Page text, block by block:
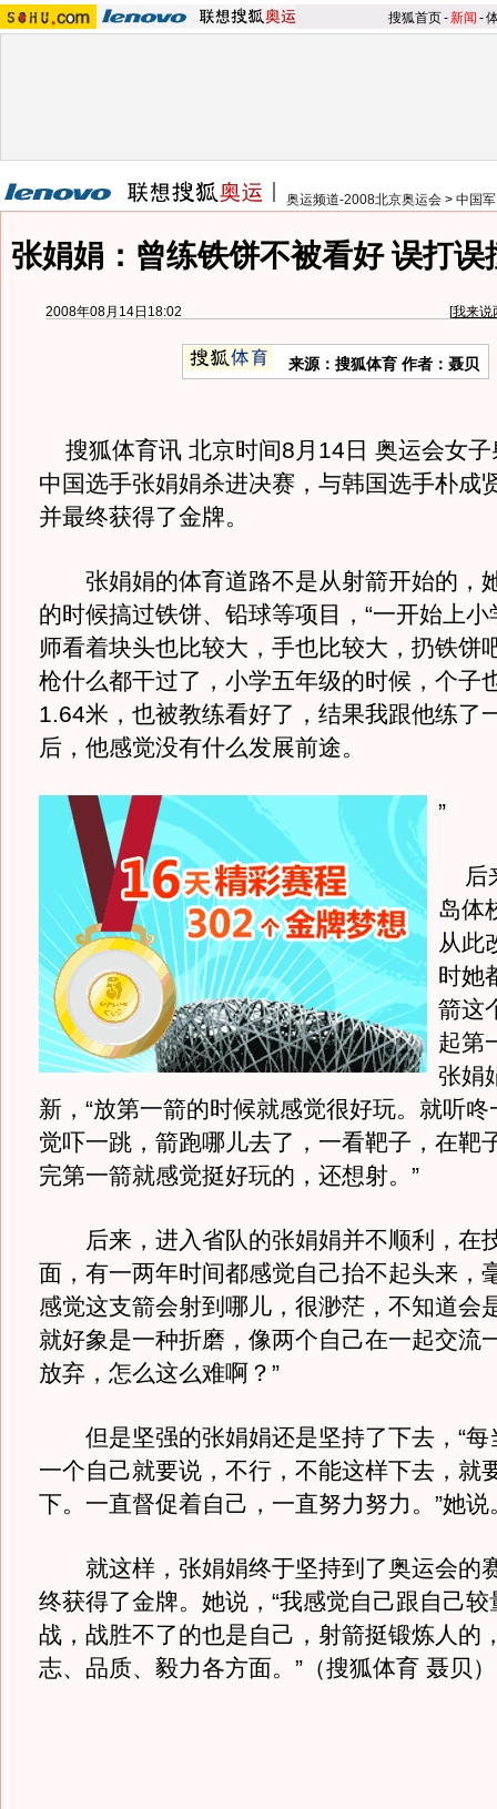
搜狐首页-新闻 -
奥运频道-2008北京奥运会 > 中国
张娟娟：曾练铁饼不被看好 误打误
2008年08月14日18:02 [我来说
来源：搜狐体育 作者：聂贝
搜狐体育讯 北京时间8月14日 奥运会女子
中国选手张娟娟杀进决赛，与韩国选手朴成
并最终获得了金牌。
张娟娟的体育道路不是从射箭开始的，
的时候搞过铁饼、铅球等项目，“一开始上
师看着块头也比较大，手也比较大，扔铁饼
枪什么都干过了，小学五年级的时候，个子
1.64米，也被教练看好了，结果我跟他练了
后，他感觉没有什么发展前途。
”
后
岛体
从此
时她
箭这
起第
张娟
新，“放第一箭的时候就感觉很好玩。就听
觉吓一跳，箭跑哪儿去了，一看靶子，在靶
完第一箭就感觉挺好玩的，还想射。”
后来，进入省队的张娟娟并不顺利，在
面，有一两年时间都感觉自己抬不起头来，
感觉这支箭会射到哪儿，很渺茫，不知道会
就好象是一种折磨，像两个自己在一起交流
放弃，怎么这么难啊？”
但是坚强的张娟娟还是坚持了下去，“每
一个自己就要说，不行，不能这样下去，就
下。一直督促着自己，一直努力努力。”她说
就这样，张娟娟终于坚持到了奥运会的
终获得了金牌。她说，“我感觉自己跟自己
战，战胜不了的也是自己，射箭挺锻炼人的
志、品质、毅力各方面。”（搜狐体育 聂贝）